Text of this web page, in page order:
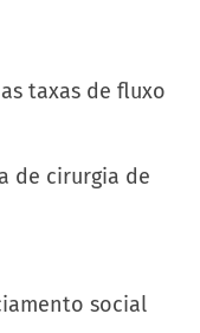
taxas de fluxo
de cirurgia de
social